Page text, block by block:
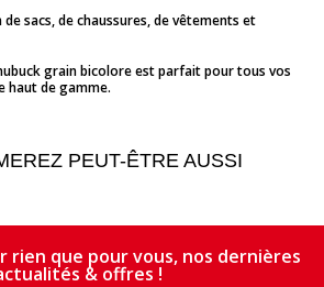
sacs, de chaussures, de vêtements et
grain bicolore est parfait pour tous vos
haut de gamme.
PEUT-ÊTRE AUSSI
que pour vous, nos dernières
& offres !